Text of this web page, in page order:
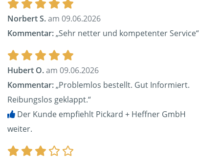
Norbert S.am 09.06.2026
Kommentar:„Sehr netter und kompetenter Service“
Hubert O.am 09.06.2026
Kommentar:„Problemlos bestellt. Gut Informiert.
Reibungslos geklappt.“
Der Kunde empfiehlt Pickard + Heffner GmbH
weiter.